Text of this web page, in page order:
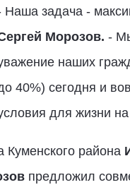
Наша задача -
Морозов. -
наших
40%) сегодня и
для жизни
Куменского района
предложил